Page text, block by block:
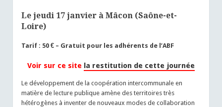
Le jeudi 17 janvier à Mâcon (Saône-et-
Loire)
Tarif : 50 € – Gratuit pour les adhérents de l’ABF
Voir sur ce site la restitution de cette journée
Le développement de la coopération intercommunale en
matière de lecture publique amène des territoires très
hétérogènes à inventer de nouveaux modes de collaboration